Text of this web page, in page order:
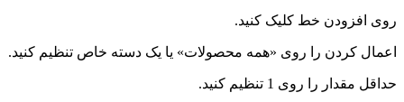
روی افزودن خط کلیک کنید.
اعمال کردن را روی «همه محصولات» یا یک دسته خاص تنظیم کنید.
حداقل مقدار را روی 1 تنظیم کنید.